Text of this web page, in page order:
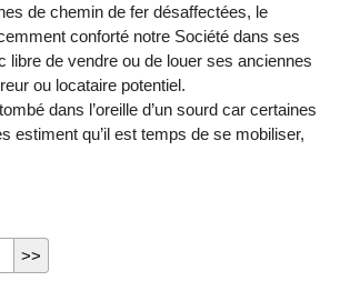
de chemin de fer désaffectées, le
conforté notre Société dans ses
libre de vendre ou de louer ses anciennes
ou locataire potentiel.
dans l’oreille d’un sourd car certaines
estiment qu’il est temps de se mobiliser,